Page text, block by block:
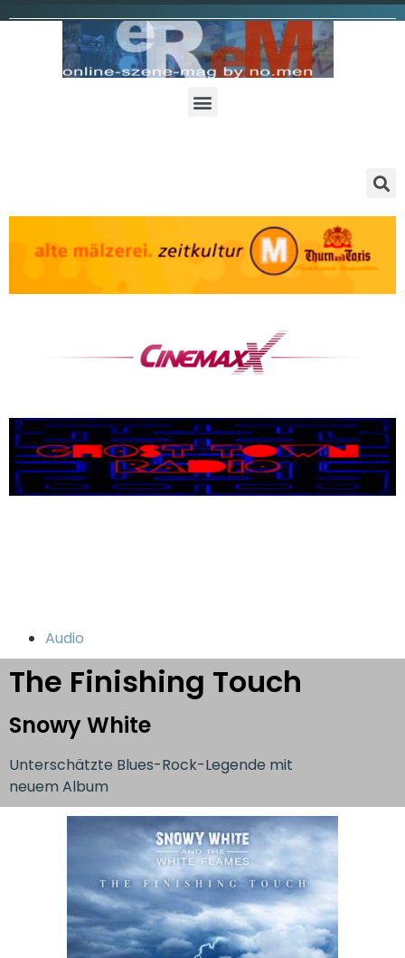
Audio
The Finishing Touch
Snowy White
Unterschätzte Blues-Rock-Legende mit
neuem Album